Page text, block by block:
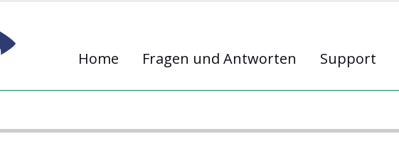
Home Fragen und Antworten Support